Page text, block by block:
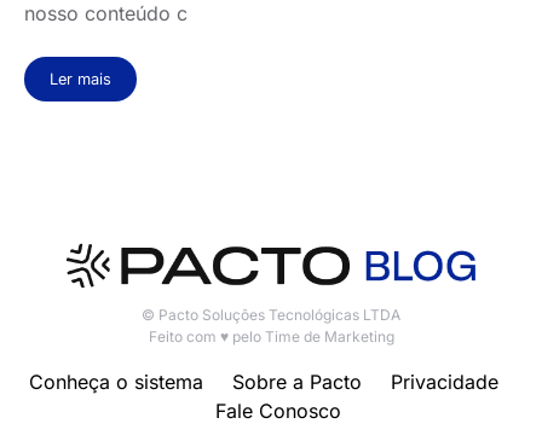
nosso conteúdo c
Ler mais
© Pacto Soluções Tecnológicas LTDA
Feito com ♥ pelo Time de Marketing
Conheça o sistema Sobre a Pacto
Privacidade
Fale Conosco